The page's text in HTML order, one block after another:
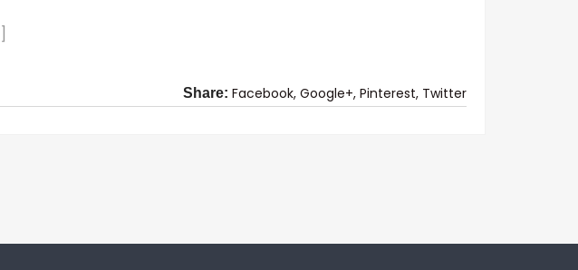
Share: Facebook, Google+, Pinterest, Twitter